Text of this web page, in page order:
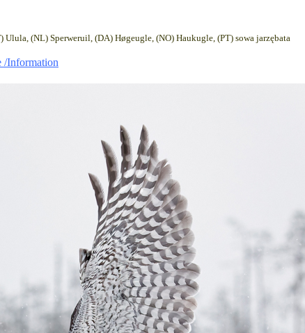
(NL) Sperweruil, (DA) Høgeugle, (NO) Haukugle, (PT) sowa jarzębata
/Information